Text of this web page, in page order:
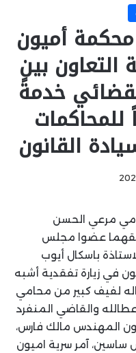
أميون
بين
خدمةً
للمحاكمات
القانون
مرعي الحسن
عضوا مجلس
باسكال أيوب
في زيارة تفقدية أشبه
لفيف كبير من محامي
عطالله والقاضي المنفرد
المهندس مالك فارس،
ساسين، آمر سرية اميون